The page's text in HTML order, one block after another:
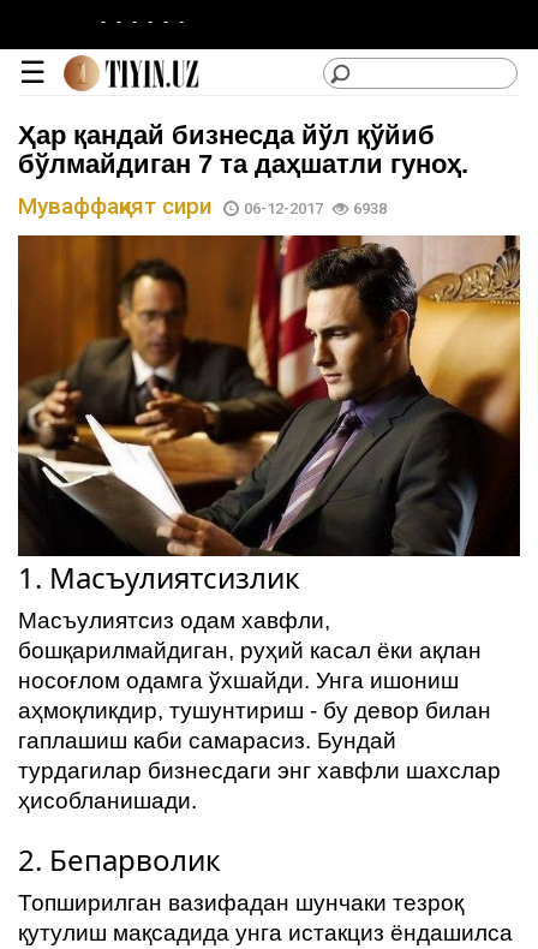
- - - -
lotin
Категориялар
Сайтдан
Фойдаланиш
Лойиҳа
ҳақида
Алоқа
☰
Ҳар қандай бизнесда йўл қўйиб
бўлмайдиган 7 та даҳшатли гуноҳ.
Муваффақият сири 06-12-2017 6938
1. Масъулиятсизлик
Масъулиятсиз одам хавфли,
бошқарилмайдиган, руҳий касал ёки ақлан
носоғлом одамга ўхшайди. Унга ишониш
аҳмоқликдир, тушунтириш - бу девор билан
гаплашиш каби самарасиз. Бундай
турдагилар бизнесдаги энг хавфли шахслар
ҳисобланишади.
2. Бепарволик
Топширилган вазифадан шунчаки тезроқ
қутулиш мақсадида унга истакциз ёндашилса